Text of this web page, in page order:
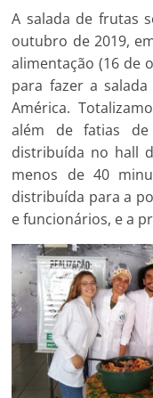
A salada de frutas
outubro de 2019,
alimentação (16 de
para fazer a
América.
além de fatias de
distribuída no hall
menos de 40
distribuída para a
e funcionários, e a